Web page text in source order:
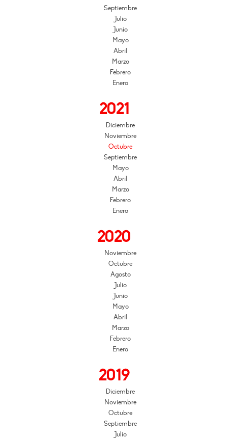
Septiembre
Julio
Junio
Mayo
Abril
Marzo
Febrero
Enero
2021
Diciembre
Noviembre
Octubre
Septiembre
Mayo
Abril
Marzo
Febrero
Enero
2020
Noviembre
Octubre
Agosto
Julio
Junio
Mayo
Abril
Marzo
Febrero
Enero
2019
Diciembre
Noviembre
Octubre
Septiembre
Julio